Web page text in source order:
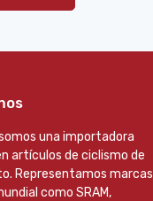
somos una importadora
artículos de ciclismo de
Representamos marcas
como SRAM,